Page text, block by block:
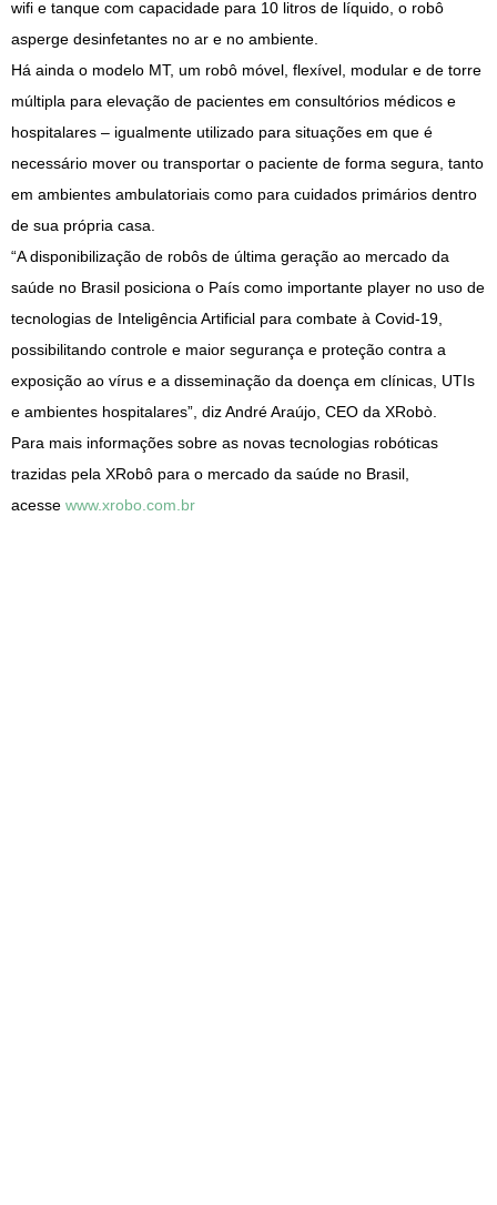
wifi e tanque com capacidade para 10 litros de líquido, o robô
asperge desinfetantes no ar e no ambiente.
Há ainda o modelo MT, um robô móvel, flexível, modular e de torre
múltipla para elevação de pacientes em consultórios médicos e
hospitalares – igualmente utilizado para situações em que é
necessário mover ou transportar o paciente de forma segura, tanto
em ambientes ambulatoriais como para cuidados primários dentro
de sua própria casa.
“A disponibilização de robôs de última geração ao mercado da
saúde no Brasil posiciona o País como importante player no uso de
tecnologias de Inteligência Artificial para combate à Covid-19,
possibilitando controle e maior segurança e proteção contra a
exposição ao vírus e a disseminação da doença em clínicas, UTIs
e ambientes hospitalares”, diz André Araújo, CEO da XRobò.
Para mais informações sobre as novas tecnologias robóticas
trazidas pela XRobô para o mercado da saúde no Brasil,
acesse www.xrobo.com.br